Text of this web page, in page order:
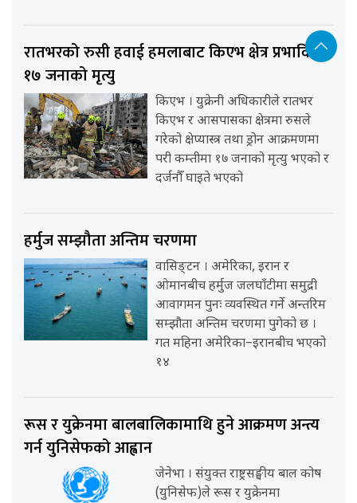
रातभरको रुसी हवाई हमलाबाट किएभ क्षेत्र प्रभावित,
१७ जनाको मृत्यु
किएभ । युक्रेनी अधिकारीले रातभर
किएभ र आसपासका क्षेत्रमा रुसले
गरेको क्षेप्यास्त्र तथा ड्रोन आक्रमणमा
परी कम्तीमा १७ जनाको मृत्यु भएको र
दर्जनौँ घाइते भएको
हर्मुज सम्झौता अन्तिम चरणमा
वासिङ्टन । अमेरिका, इरान र
ओमानबीच हर्मुज जलघाँटीमा समुद्री
आवागमन पुनः व्यवस्थित गर्ने अन्तरिम
सम्झौता अन्तिम चरणमा पुगेको छ ।
गत महिना अमेरिका–इरानबीच भएको
१४
रूस र युक्रेनमा बालबालिकामाथि हुने आक्रमण अन्त्य
गर्न युनिसेफको आह्वान
जेनेभा । संयुक्त राष्ट्रसङ्घीय बाल कोष
(युनिसेफ)ले रूस र युक्रेनमा